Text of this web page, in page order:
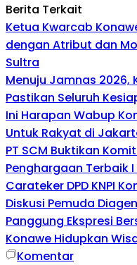
Berita Terkait
Ketua Kwarcab
dengan Atribut dan
Sultra
Menuju Jamnas 2026,
Pastikan Seluruh
Ini Harapan Wabup
Untuk Rakyat di
PT SCM Buktikan
Penghargaan Terbaik
Carateker DPD KNPI
Diskusi Pemuda
Panggung Ekspresi
Konawe Hidupkan
Komentar